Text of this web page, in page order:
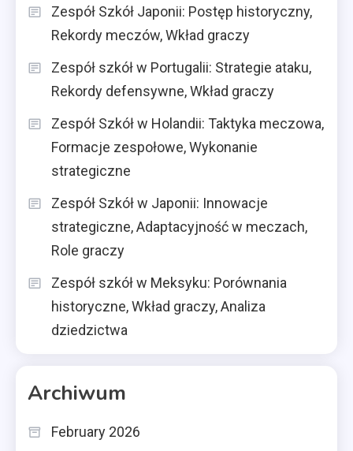
Zespół Szkół Japonii: Postęp historyczny,
Rekordy meczów, Wkład graczy
Zespół szkół w Portugalii: Strategie ataku,
Rekordy defensywne, Wkład graczy
Zespół Szkół w Holandii: Taktyka meczowa,
Formacje zespołowe, Wykonanie
strategiczne
Zespół Szkół w Japonii: Innowacje
strategiczne, Adaptacyjność w meczach,
Role graczy
Zespół szkół w Meksyku: Porównania
historyczne, Wkład graczy, Analiza
dziedzictwa
Archiwum
February 2026